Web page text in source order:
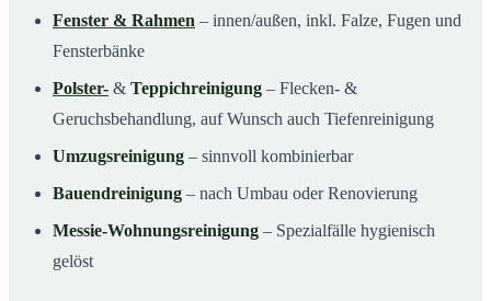
Fenster & Rahmen – innen/außen, inkl. Falze, Fugen und
Fensterbänke
Polster- & Teppichreinigung – Flecken- &
Geruchsbehandlung, auf Wunsch auch Tiefenreinigung
Umzugsreinigung – sinnvoll kombinierbar
Bauendreinigung – nach Umbau oder Renovierung
Messie-Wohnungsreinigung – Spezialfälle hygienisch
gelöst